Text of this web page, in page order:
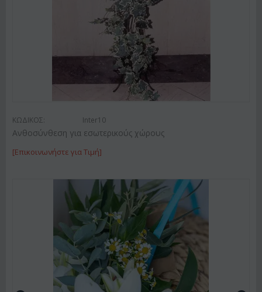
ΚΩΔΙΚΟΣ: Inter10
Ανθοσύνθεση για εσωτερικούς χώρους
[Επικοινωνήστε για Τιμή]